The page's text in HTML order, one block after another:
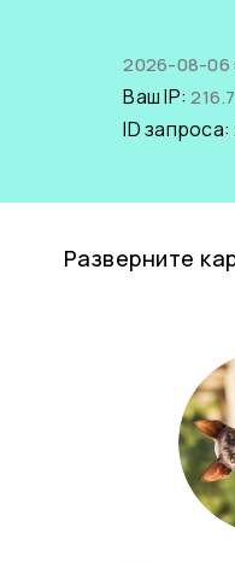
2026-08-06
Ваш IP:
ID запроса:
Разверните